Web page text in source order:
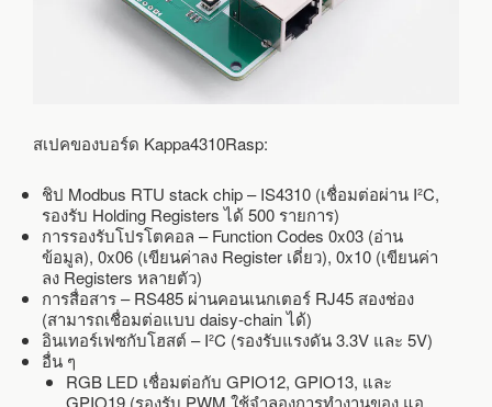
สเปคของบอร์ด Kappa4310Rasp:
ชิป Modbus RTU stack chip – IS4310 (เชื่อมต่อผ่าน I²C,
รองรับ Holding Registers ได้ 500 รายการ)
การรองรับโปรโตคอล – Function Codes 0x03 (อ่าน
ข้อมูล), 0x06 (เขียนค่าลง Register เดี่ยว), 0x10 (เขียนค่า
ลง Registers หลายตัว)
การสื่อสาร – RS485 ผ่านคอนเนกเตอร์ RJ45 สองช่อง
(สามารถเชื่อมต่อแบบ daisy-chain ได้)
อินเทอร์เฟซกับโฮสต์ – I²C (รองรับแรงดัน 3.3V และ 5V)
อื่น ๆ
RGB LED เชื่อมต่อกับ GPIO12, GPIO13, และ
GPIO19 (รองรับ PWM ใช้จำลองการทำงานของ แอ